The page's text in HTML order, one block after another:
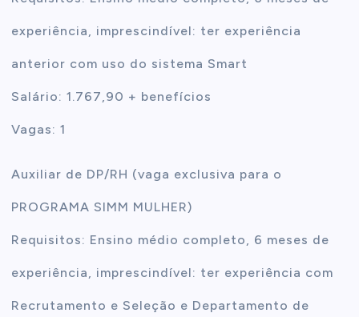
experiência, imprescindível: ter experiência
anterior com uso do sistema Smart
Salário: 1.767,90 + benefícios
Vagas: 1
Auxiliar de DP/RH (vaga exclusiva para o
PROGRAMA SIMM MULHER)
Requisitos: Ensino médio completo, 6 meses de
experiência, imprescindível: ter experiência com
Recrutamento e Seleção e Departamento de